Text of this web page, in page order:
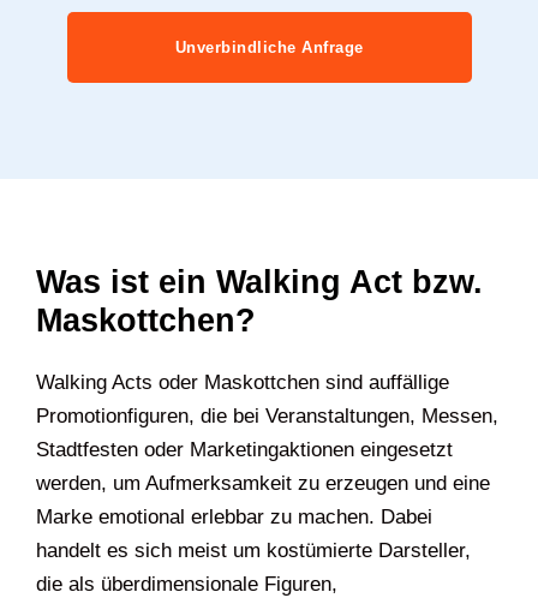
Unverbindliche Anfrage
Was ist ein Walking Act bzw.
Maskottchen?
Walking Acts oder Maskottchen sind auffällige
Promotionfiguren, die bei Veranstaltungen, Messen,
Stadtfesten oder Marketingaktionen eingesetzt
werden, um Aufmerksamkeit zu erzeugen und eine
Marke emotional erlebbar zu machen. Dabei
handelt es sich meist um kostümierte Darsteller,
die als überdimensionale Figuren,